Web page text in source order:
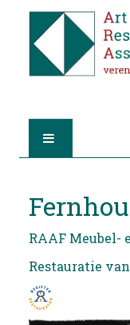
OVER A.R.A.
DE
LID WORDEN
RAAF Meubel-
Restauratie